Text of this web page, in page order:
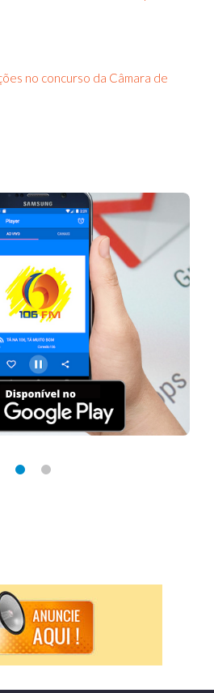
no concurso da Câmara de